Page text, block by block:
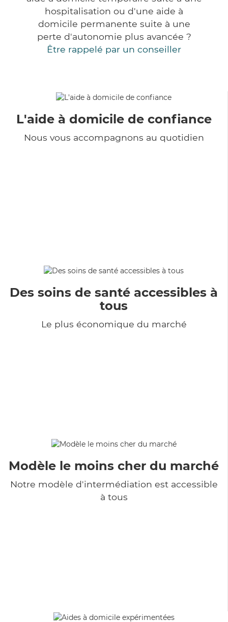
hospitalisation ou d'une aide à
domicile permanente suite à une
perte d'autonomie plus avancée ?
Être rappelé par un conseiller
L'aide à domicile de confiance
Nous vous accompagnons au quotidien
Des soins de santé accessibles à
tous
Le plus économique du marché
Modèle le moins cher du marché
Notre modèle d'intermédiation est accessible
à tous